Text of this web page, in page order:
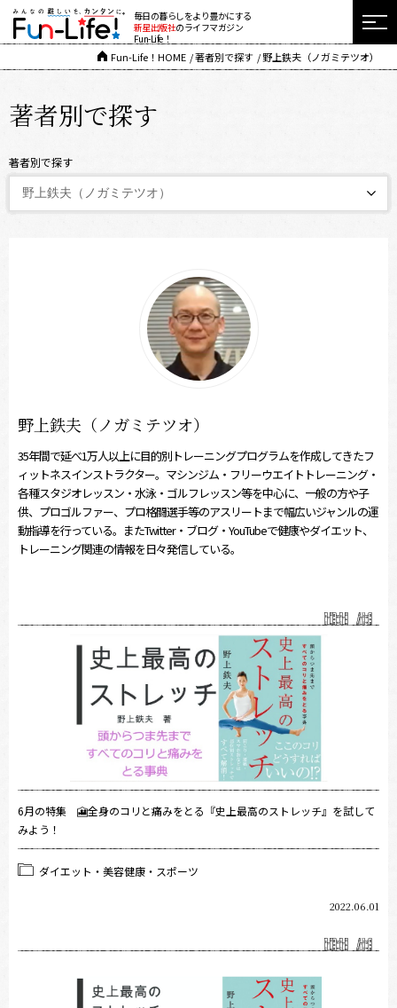
毎日の暮らしをより豊かにする
新星出版社のライフマガジン
Fun-Life！
Fun-Life！HOME 著者別で探す 野上鉄夫（ノガミテツオ）
著者別で探す
著者別で探す
野上鉄夫（ノガミテツオ）
35年間で延べ1万人以上に目的別トレーニングプログラムを作成してきたフ
ィットネスインストラクター。マシンジム・フリーウエイトトレーニング・
各種スタジオレッスン・水泳・ゴルフレッスン等を中心に、一般の方や子
供、プロゴルファー、プロ格闘選手等のアスリートまで幅広いジャンルの運
動指導を行っている。またTwitter・ブログ・YouTubeで健康やダイエット、
トレーニング関連の情報を日々発信している。
6月の特集 🎦全身のコリと痛みをとる『史上最高のストレッチ』を試して
みよう！
ダイエット・美容健康・スポーツ
2022.06.01